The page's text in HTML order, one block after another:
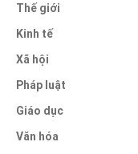
Thế giới
Kinh tế
Xã hội
Pháp luật
Giáo dục
Văn hóa